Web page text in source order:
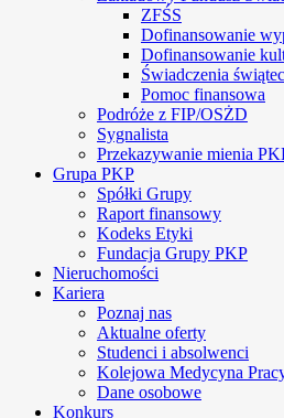
ZFŚS
Dofinansowanie
Dofinansowanie
Świadczenia
Pomoc finansowa
Podróże z FIP/OSŻD
Sygnalista
Przekazywanie mienia
Grupa PKP
Spółki Grupy
Raport finansowy
Kodeks Etyki
Fundacja Grupy PKP
Nieruchomości
Kariera
Poznaj nas
Aktualne oferty
Studenci i absolwenci
Kolejowa Medycyna
Dane osobowe
Konkurs